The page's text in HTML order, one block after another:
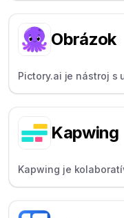
Obrázok
Pictory.ai je nástroj s
scenáre alebo dlhé
Kapwing
Kapwing je
ktorý ponúka